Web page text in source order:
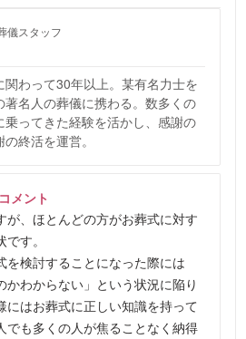
儀スタッフ
関わって30年以上。某有名力士を
著名人の葬儀に携わる。数多くの
乗ってきた経験を活かし、感謝の
終活を運営。
メント
が、ほとんどの方がお葬式に対す
す。
を検討することになった際には
かわからない」という状況に陥り
にはお葬式に正しい知識を持って
でも多くの人が焦ることなく納得